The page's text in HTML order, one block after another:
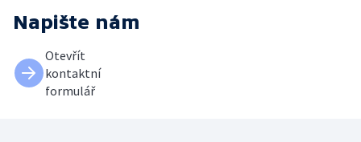
Napište nám
Otevřít
kontaktní
formulář